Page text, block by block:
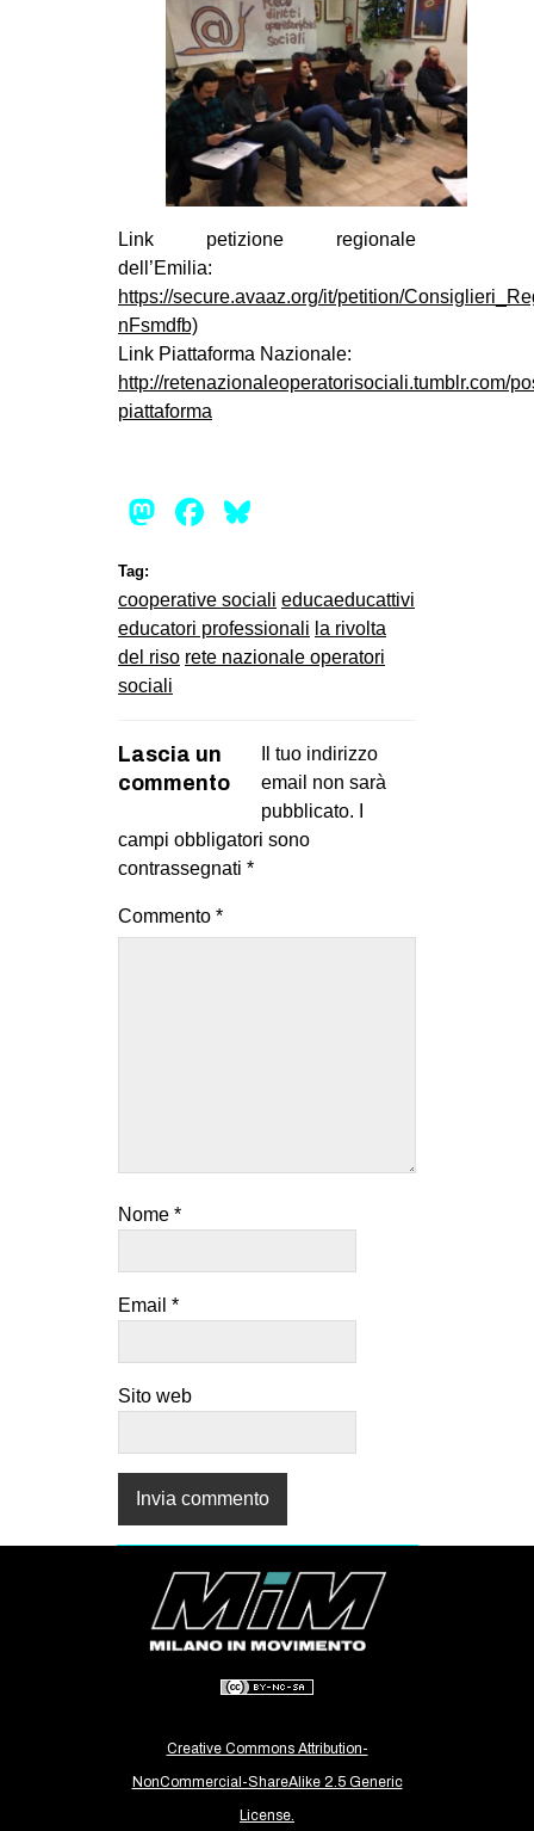
Link petizione regionale
dell’Emilia:
https://secure.avaaz.org/it/petition/
nFsmdfb)
Link Piattaforma Nazionale:
http://retenazionaleoperatorisociali.tumblr.com/
piattaforma
Mastodon
Facebook
Tag:
cooperative sociali educaeducattivi
educatori professionali la rivolta
del riso rete nazionale operatori
sociali
Lascia un
commento
Il tuo indirizzo
email non sarà
pubblicato.
campi obbligatori sono
contrassegnati *
Commento *
Nome *
Email *
Sito web
Creative Commons Attribution-
NonCommercial-ShareAlike 2.5 Generic
License.